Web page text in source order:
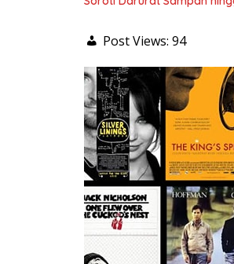
Post Views: 94